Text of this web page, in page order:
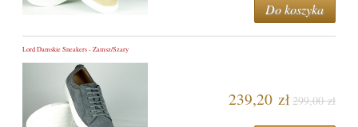
Do koszyka
Lord Damskie Sneakers - Zamsz/Szary
239,20 zł 299,00 zł